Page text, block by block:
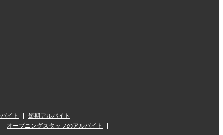
イト
短期アルバイト
オープニングスタッフのアルバイト